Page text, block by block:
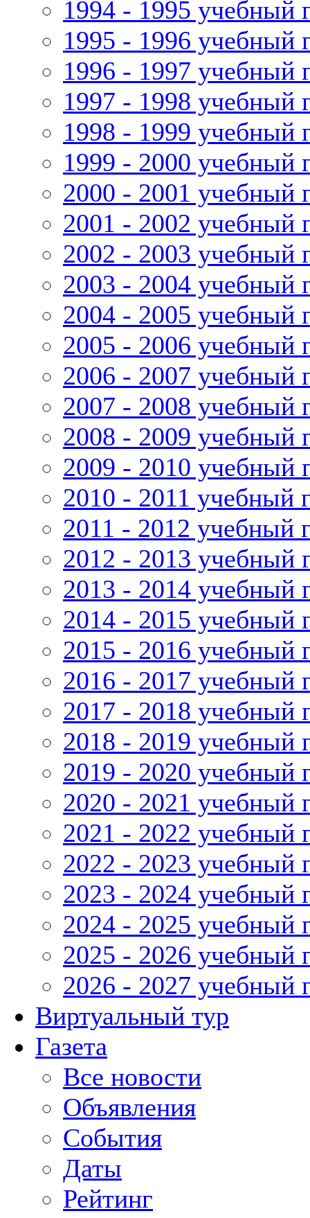
1994 - 1995 учебный
1995 - 1996 учебный
1996 - 1997 учебный
1997 - 1998 учебный
1998 - 1999 учебный
1999 - 2000 учебный
2000 - 2001 учебный
2001 - 2002 учебный
2002 - 2003 учебный
2003 - 2004 учебный
2004 - 2005 учебный
2005 - 2006 учебный
2006 - 2007 учебный
2007 - 2008 учебный
2008 - 2009 учебный
2009 - 2010 учебный
2010 - 2011 учебный
2011 - 2012 учебный
2012 - 2013 учебный
2013 - 2014 учебный
2014 - 2015 учебный
2015 - 2016 учебный
2016 - 2017 учебный
2017 - 2018 учебный
2018 - 2019 учебный
2019 - 2020 учебный
2020 - 2021 учебный
2021 - 2022 учебный
2022 - 2023 учебный
2023 - 2024 учебный
2024 - 2025 учебный
2025 - 2026 учебный
2026 - 2027 учебный
Виртуальный тур
Газета
Все новости
Объявления
События
Даты
Рейтинг